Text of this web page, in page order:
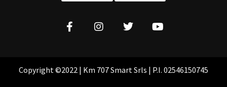
Copyright ©2022 | Km 707 Smart Srls | P.I. 02546150745